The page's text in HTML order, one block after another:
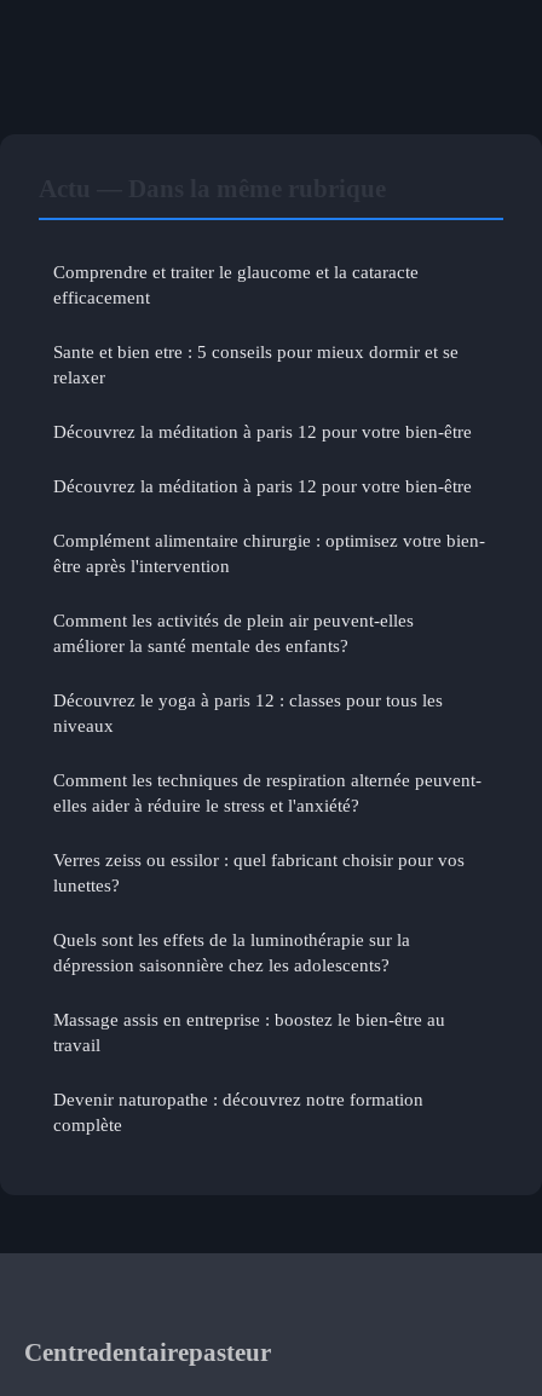
Comprendre et traiter le glaucome et la cataracte
efficacement
Sante et bien etre : 5 conseils pour mieux dormir et se
relaxer
Découvrez la méditation à paris 12 pour votre bien-être
Découvrez la méditation à paris 12 pour votre bien-être
Complément alimentaire chirurgie : optimisez votre bien-
être après l'intervention
Comment les activités de plein air peuvent-elles
améliorer la santé mentale des enfants?
Découvrez le yoga à paris 12 : classes pour tous les
niveaux
Comment les techniques de respiration alternée peuvent-
elles aider à réduire le stress et l'anxiété?
Verres zeiss ou essilor : quel fabricant choisir pour vos
lunettes?
Quels sont les effets de la luminothérapie sur la
dépression saisonnière chez les adolescents?
Massage assis en entreprise : boostez le bien-être au
travail
Devenir naturopathe : découvrez notre formation
complète
Centredentairepasteur